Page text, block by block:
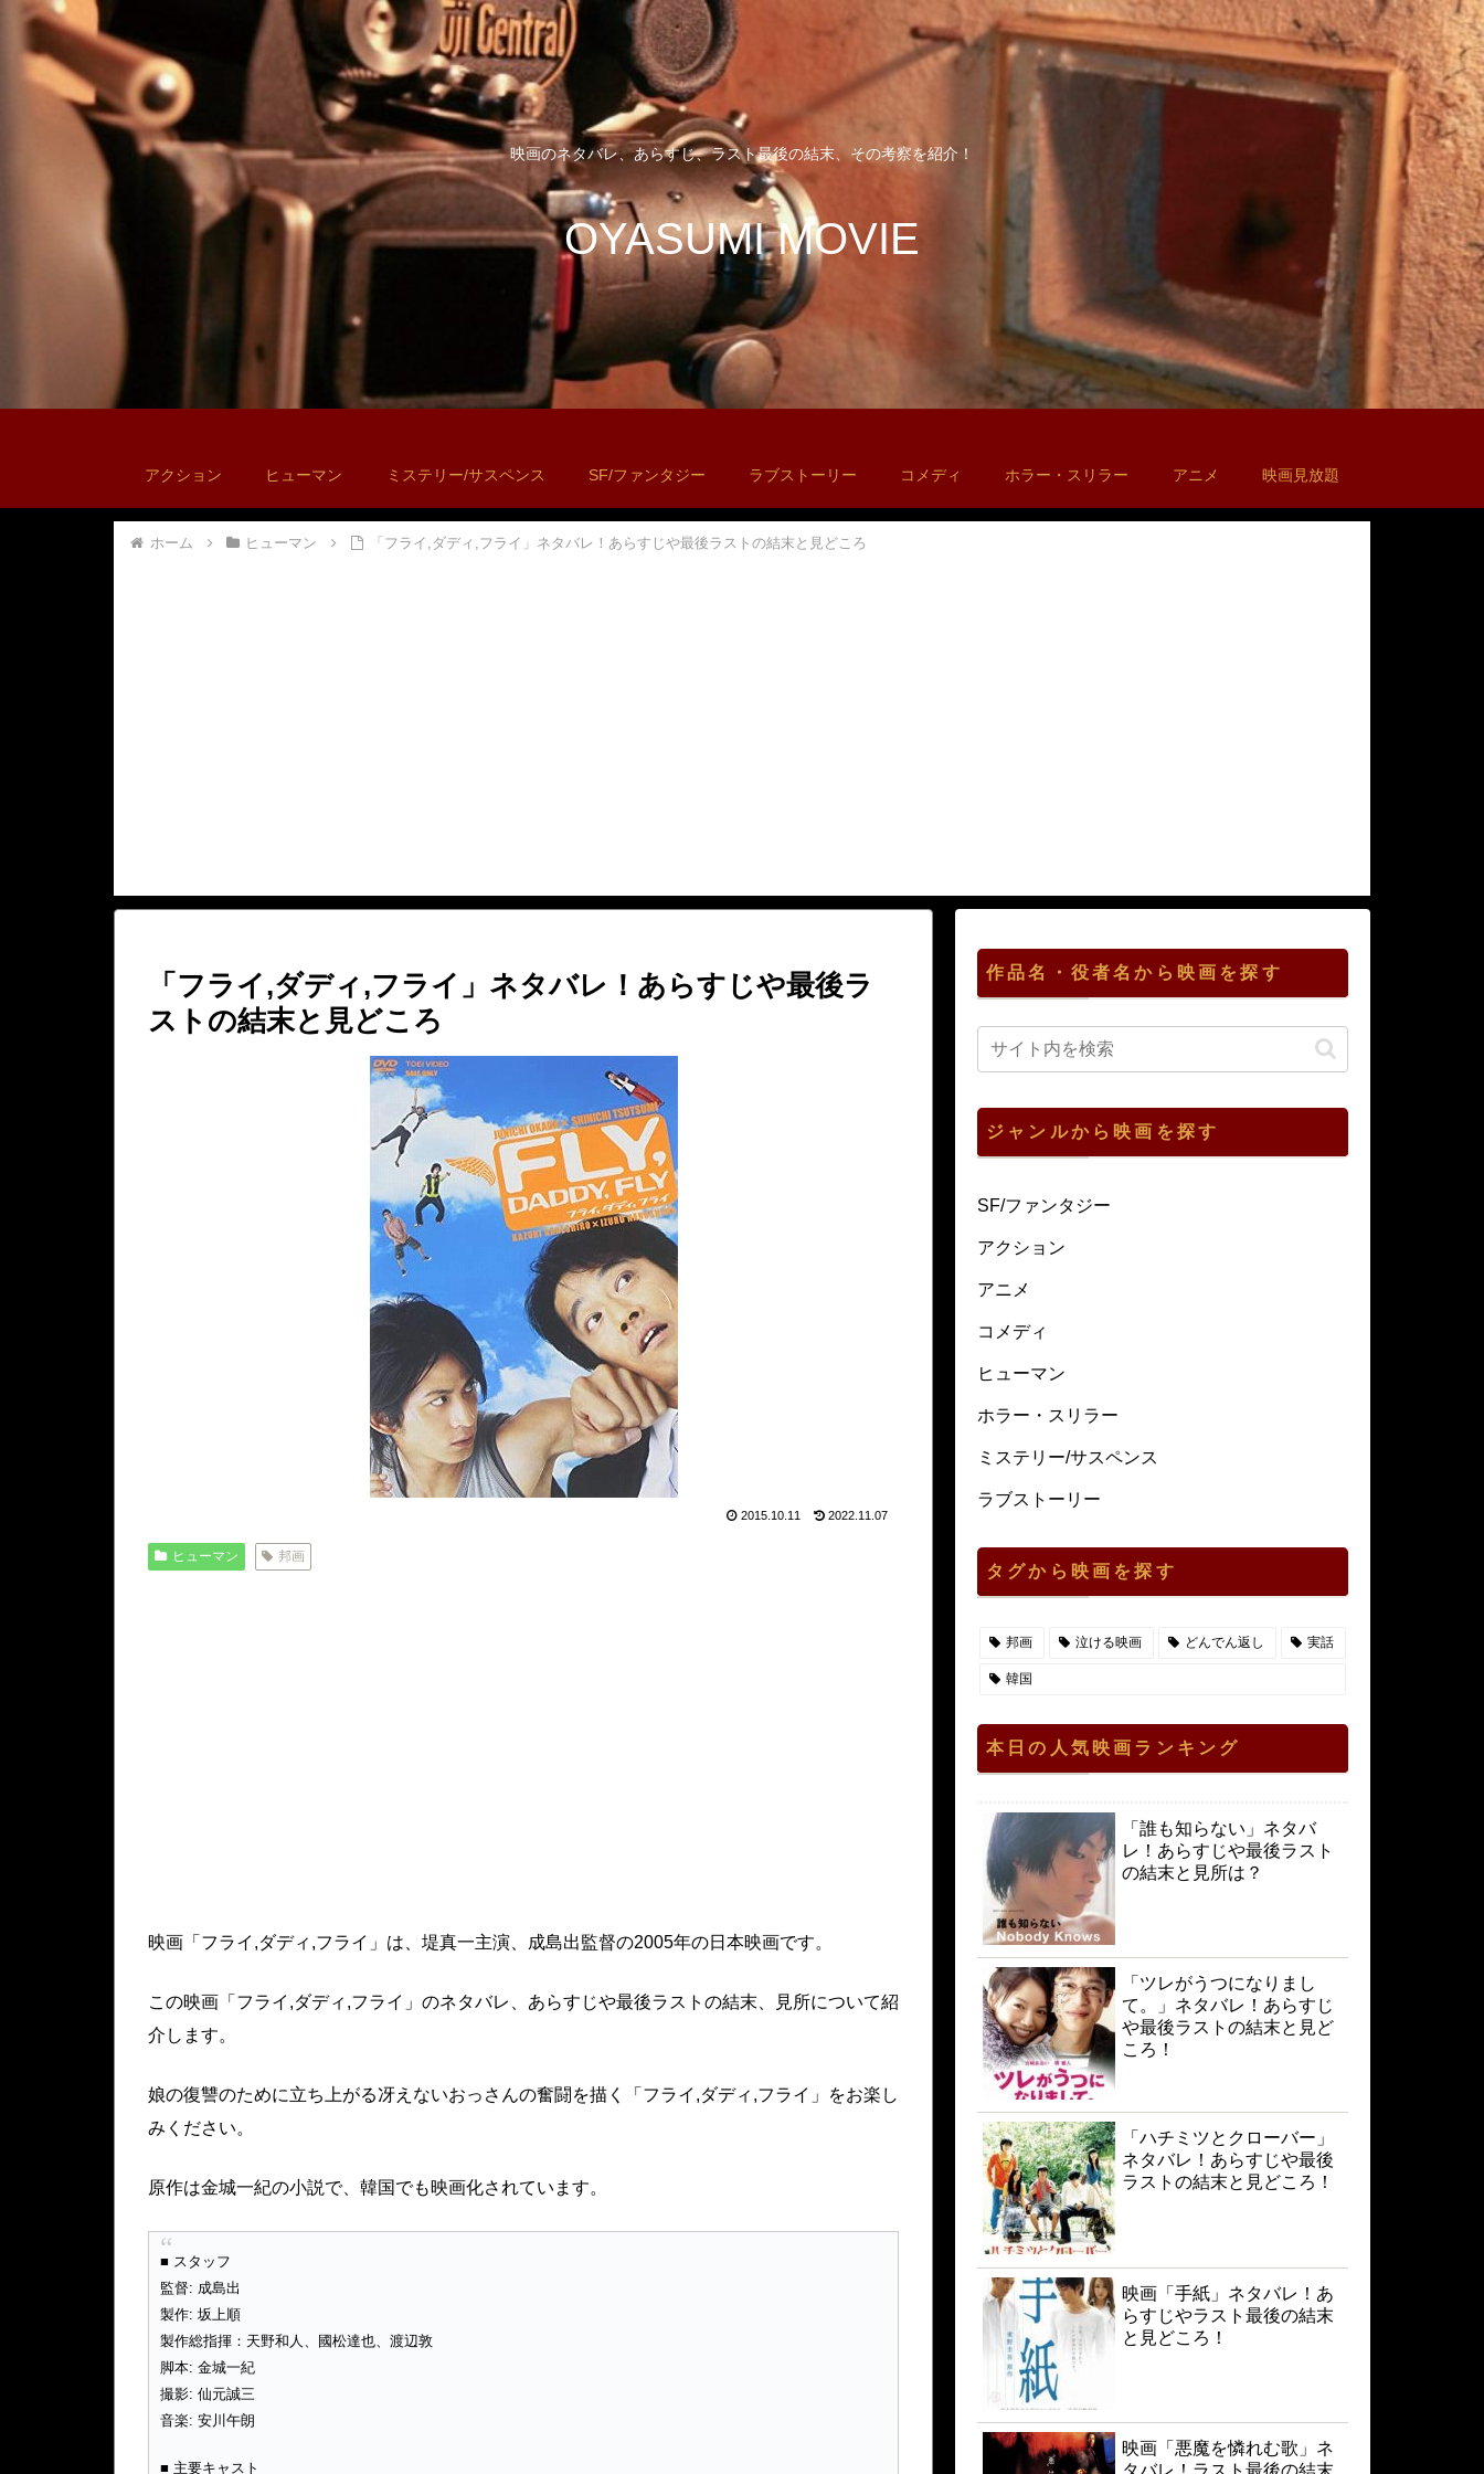
映画のネタバレ、あらすじ、ラスト最後の結末、その考察を紹介！
OYASUMI MOVIE
アクション ヒューマン ミステリー/サスペンス SF/ファンタジー ラブストーリー コメディ ホラー・スリラー アニメ 映画見放題
ホーム ヒューマン 「フライ,ダディ,フライ」ネタバレ！あらすじや最後ラストの結末と見どころ
「フライ,ダディ,フライ」ネタバレ！あらすじや最後ラ
ストの結末と見どころ
2015.10.11 2022.11.07
ヒューマン 邦画
映画「フライ,ダディ,フライ」は、堤真一主演、成島出監督の2005年の日本映画です。
この映画「フライ,ダディ,フライ」のネタバレ、あらすじや最後ラストの結末、見所について紹
介します。
娘の復讐のために立ち上がる冴えないおっさんの奮闘を描く「フライ,ダディ,フライ」をお楽し
みください。
原作は金城一紀の小説で、韓国でも映画化されています。
■ スタッフ
監督: 成島出
製作: 坂上順
製作総指揮：天野和人、國松達也、渡辺敦
脚本: 金城一紀
撮影: 仙元誠三
音楽: 安川午朗
■ 主要キャスト
作品名・役者名から映画を探す
ジャンルから映画を探す
SF/ファンタジー
アクション
アニメ
コメディ
ヒューマン
ホラー・スリラー
ミステリー/サスペンス
ラブストーリー
タグから映画を探す
邦画 泣ける映画 どんでん返し 実話
韓国
本日の人気映画ランキング
「誰も知らない」ネタバ
レ！あらすじや最後ラスト
の結末と見所は？
「ツレがうつになりまし
て。」ネタバレ！あらすじ
や最後ラストの結末と見ど
ころ！
「ハチミツとクローバー」
ネタバレ！あらすじや最後
ラストの結末と見どころ！
映画「手紙」ネタバレ！あ
らすじやラスト最後の結末
と見どころ！
映画「悪魔を憐れむ歌」ネ